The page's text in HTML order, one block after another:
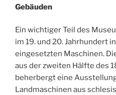
Gebäuden
Ein wichtiger Teil des
im 19. und 20. Jahrhundert
eingesetzten Maschinen.
aus der zweiten Hälfte des
beherbergt eine
Landmaschinen aus